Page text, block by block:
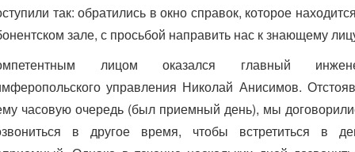
так: обратились в окно справок, которое
зале, с просьбой направить нас к знающему
лицом оказался главный
управления Николай Анисимов.
часовую очередь (был приемный день), мы
в другое время, чтобы встретиться в